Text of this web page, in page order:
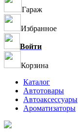
Гараж
Избранное
Войти
Корзина
Каталог
Автотовары
Автоаксессуары
Ароматизаторы